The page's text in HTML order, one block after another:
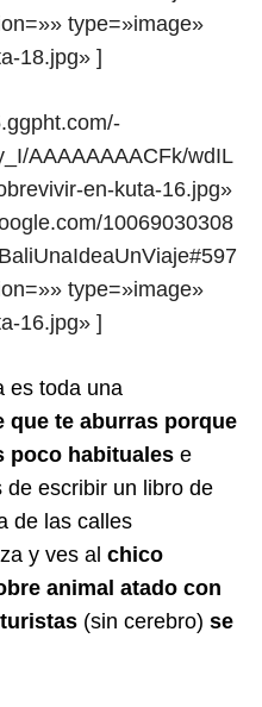
type=»image»
18.jpg» ]
AAAAAAAACFk/wdIL
en-kuta-16.jpg»
10069030308
type=»image»
16.jpg» ]
es toda una
que te aburras porque
poco habituales e
de escribir un libro de
de las calles
y ves al chico
animal atado con
(sin cerebro) se